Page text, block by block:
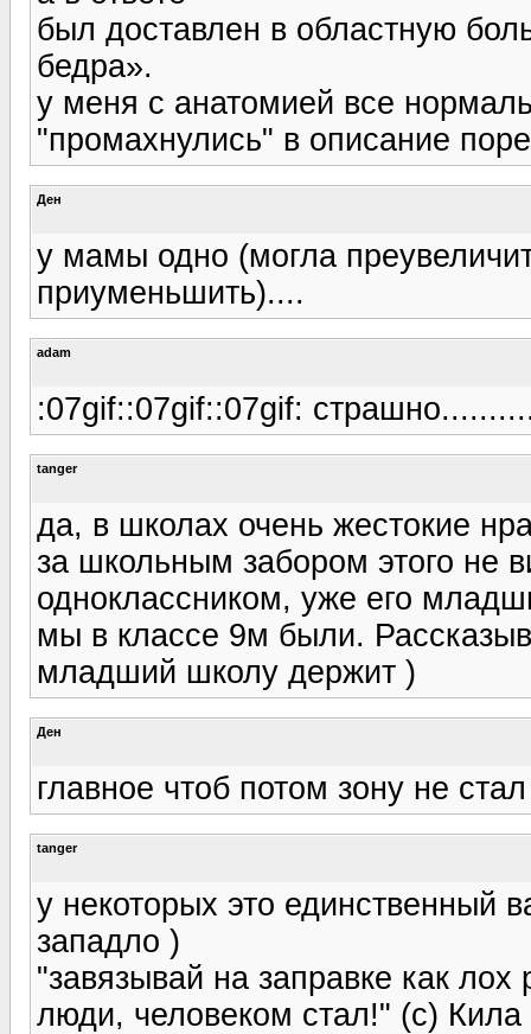
был доставлен в областную
бедра».
у меня с анатомией все
"промахнулись" в описание
Ден
у мамы одно (могла
приуменьшить)....
adam
:07gif::07gif::07gif:
tanger
да, в школах очень жестокие
за школьным забором этого не
одноклассником, уже его
мы в классе 9м были.
младший школу держит )
Ден
главное чтоб потом зону не
tanger
у некоторых это единственный
западло )
"завязывай на заправке как
люди, человеком стал!" (с)